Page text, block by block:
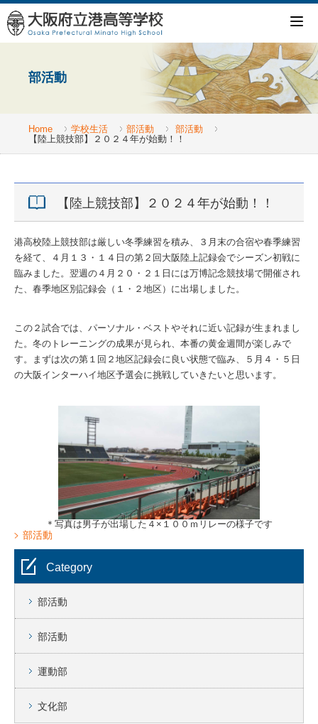
部活動
Home 学校生活 部活動
部活動
【陸上競技部】２０２４年が始動！！
【陸上競技部】２０２４年が始動！！
港高校陸上競技部は厳しい冬季練習を積み、３月末の合宿や春季練習
を経て、４月１３・１４日の第２回大阪陸上記録会でシーズン初戦に
臨みました。翌週の４月２０・２１日には万博記念競技場で開催され
た、春季地区別記録会（１・２地区）に出場しました。
この２試合では、パーソナル・ベストやそれに近い記録が生まれまし
た。冬のトレーニングの成果が見られ、本番の黄金週間が楽しみで
す。まずは次の第１回２地区記録会に良い状態で臨み、５月４・５日
の大阪インターハイ地区予選会に挑戦していきたいと思います。
＊写真は男子が出場した４×１００ｍリレーの様子です
部活動
Category
部活動
部活動
運動部
文化部